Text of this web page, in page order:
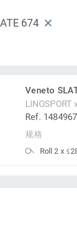
674
Veneto
LINOSPORT
Ref.
规格
Roll 2 x